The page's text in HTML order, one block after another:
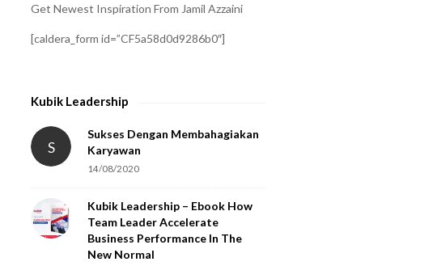
Get Newest Inspiration From Jamil Azzaini
[caldera_form id=”CF5a58d0d9286b0″]
Kubik Leadership
S
Sukses Dengan Membahagiakan
Karyawan
14/08/2020
Kubik Leadership – Ebook How
Team Leader Accelerate
Business Performance In The
New Normal